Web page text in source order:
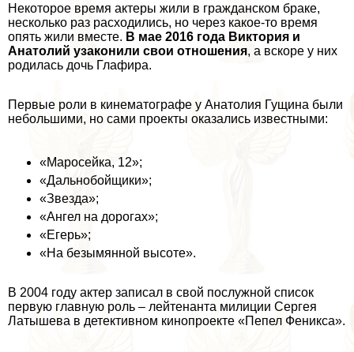
Некоторое время актеры жили в гражданском бpaке,
несколько раз расходились, но через какое-то время
опять жили вместе. В мае 2016 года Виктория и
Анатолий узаконили свои отношения, а вскоре у них
родилась дочь Глафира.
Первые роли в кинематографе у Анатолия Гущина были
небольшими, но сами проекты оказались известными:
«Маросейка, 12»;
«Дальнобойщики»;
«Звезда»;
«Ангел на дорогах»;
«Егерь»;
«На безымянной высоте».
В 2004 году актер записал в свой послужной список
первую главную роль – лейтенанта милиции Сергея
Латышева в детективном кинопроекте «Пепел Феникса».